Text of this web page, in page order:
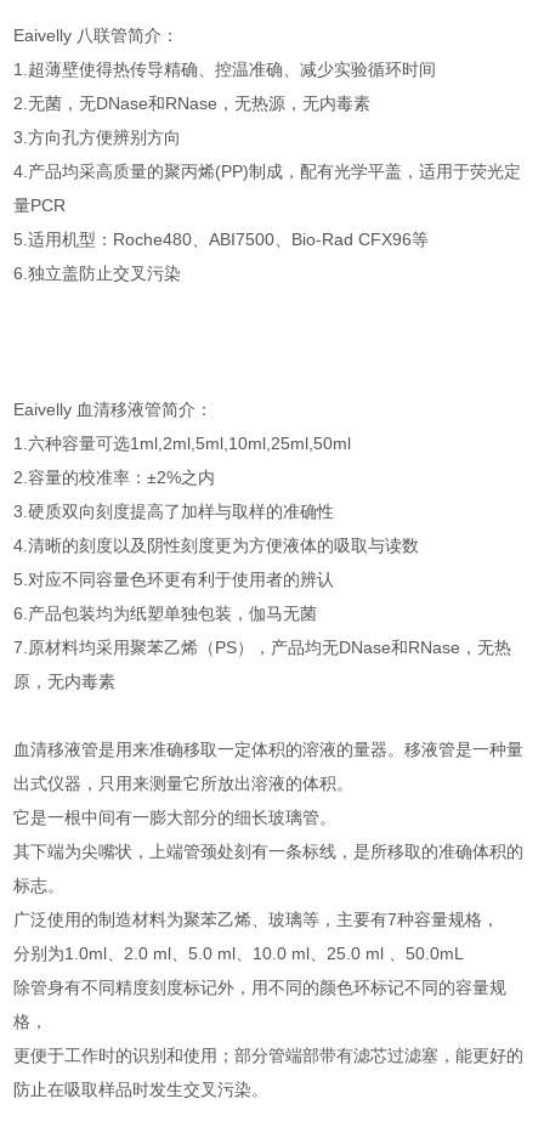
Eaivelly 八联管简介：
1.超薄壁使得热传导精确、控温准确、减少实验循环时间
2.无菌，无DNase和RNase，无热源，无内毒素
3.方向孔方便辨别方向
4.产品均采高质量的聚丙烯(PP)制成，配有光学平盖，适用于荧光定
量PCR
5.适用机型：Roche480、ABI7500、Bio-Rad CFX96等
6.独立盖防止交叉污染
Eaivelly 血清移液管简介：
1.六种容量可选1ml,2ml,5ml,10ml,25ml,50ml
2.容量的校准率：±2%之内
3.硬质双向刻度提高了加样与取样的准确性
4.清晰的刻度以及阴性刻度更为方便液体的吸取与读数
5.对应不同容量色环更有利于使用者的辨认
6.产品包装均为纸塑单独包装，伽马无菌
7.原材料均采用聚苯乙烯（PS），产品均无DNase和RNase，无热
原，无内毒素
血清移液管是用来准确移取一定体积的溶液的量器。移液管是一种量
出式仪器，只用来测量它所放出溶液的体积。
它是一根中间有一膨大部分的细长玻璃管。
其下端为尖嘴状，上端管颈处刻有一条标线，是所移取的准确体积的
标志。
广泛使用的制造材料为聚苯乙烯、玻璃等，主要有7种容量规格，
分别为1.0ml、2.0 ml、5.0 ml、10.0 ml、25.0 ml 、50.0mL
除管身有不同精度刻度标记外，用不同的颜色环标记不同的容量规
格，
更便于工作时的识别和使用；部分管端部带有滤芯过滤塞，能更好的
防止在吸取样品时发生交叉污染。